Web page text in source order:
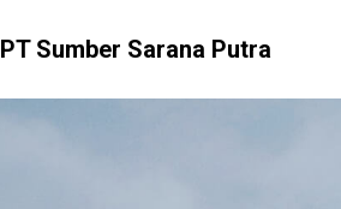
PT Sumber Sarana Putra